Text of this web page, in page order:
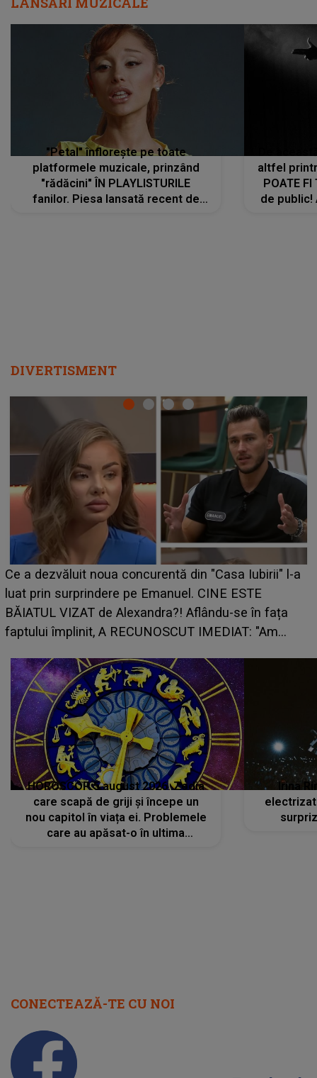
"Petal" înflorește pe toate
platformele muzicale, prinzând
"rădăcini" ÎN PLAYLISTURILE
fanilor. Piesa lansată recent de
altfel
POATE FI
de public!
DIVERTISMENT
HOROSCOP 7 august 2026. Zodia care intră într-o
perioadă marcată de încercări. Problemele se adună
din toate părțile, iar o veste neașteptată îi dă planurile
peste cap
HOROSCOP 5 august 2026. Zodia
care scapă de griji și începe un
nou capitol în viața ei. Problemele
care au apăsat-o în ultima
Irina
CONECTEAZĂ-TE CU NOI